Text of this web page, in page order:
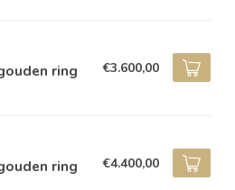
ring €3.600,00
ring €4.400,00